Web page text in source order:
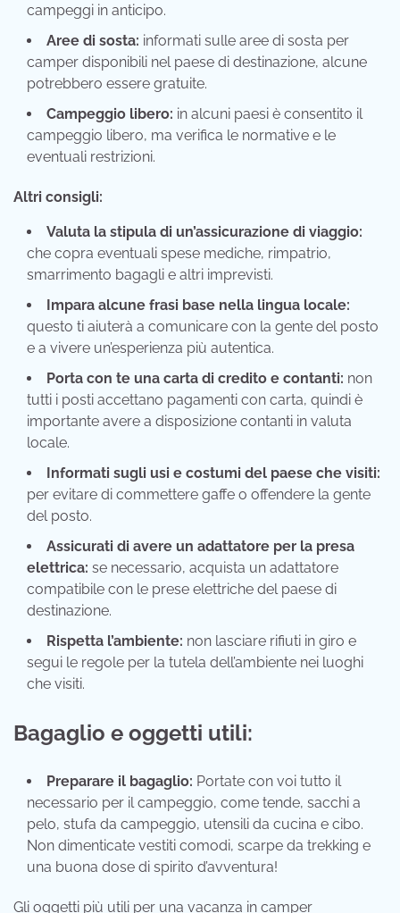
campeggi in anticipo.
Aree di sosta: informati sulle aree di sosta per
camper disponibili nel paese di destinazione, alcune
potrebbero essere gratuite.
Campeggio libero: in alcuni paesi è consentito il
campeggio libero, ma verifica le normative e le
eventuali restrizioni.
Altri consigli:
Valuta la stipula di un’assicurazione di viaggio:
che copra eventuali spese mediche, rimpatrio,
smarrimento bagagli e altri imprevisti.
Impara alcune frasi base nella lingua locale:
questo ti aiuterà a comunicare con la gente del posto
e a vivere un’esperienza più autentica.
Porta con te una carta di credito e contanti: non
tutti i posti accettano pagamenti con carta, quindi è
importante avere a disposizione contanti in valuta
locale.
Informati sugli usi e costumi del paese che visiti:
per evitare di commettere gaffe o offendere la gente
del posto.
Assicurati di avere un adattatore per la presa
elettrica: se necessario, acquista un adattatore
compatibile con le prese elettriche del paese di
destinazione.
Rispetta l’ambiente: non lasciare rifiuti in giro e
segui le regole per la tutela dell’ambiente nei luoghi
che visiti.
Bagaglio e oggetti utili:
Preparare il bagaglio: Portate con voi tutto il
necessario per il campeggio, come tende, sacchi a
pelo, stufa da campeggio, utensili da cucina e cibo.
Non dimenticate vestiti comodi, scarpe da trekking e
una buona dose di spirito d’avventura!
Gli oggetti più utili per una vacanza in camper